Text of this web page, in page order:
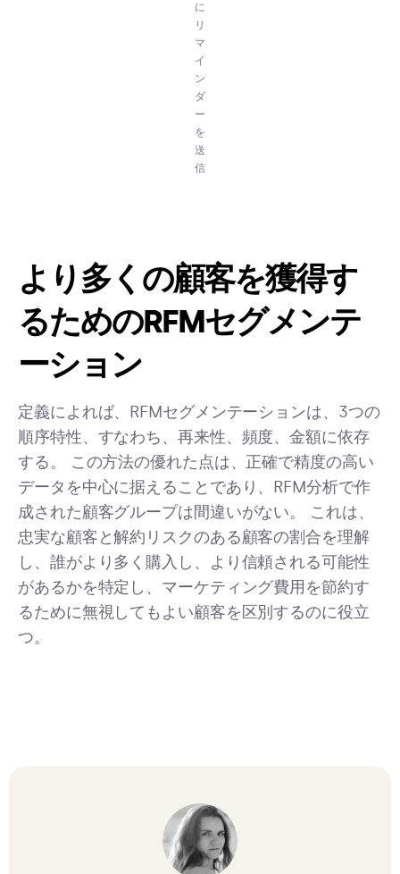
に
リ
マ
イ
ン
ダ
ー
を
送
信
より多くの顧客を獲得す
るためのRFMセグメンテ
ーション
定義によれば、RFMセグメンテーションは、3つの
順序特性、すなわち、再来性、頻度、金額に依存
する。 この方法の優れた点は、正確で精度の高い
データを中心に据えることであり、RFM分析で作
成された顧客グループは間違いがない。 これは、
忠実な顧客と解約リスクのある顧客の割合を理解
し、誰がより多く購入し、より信頼される可能性
があるかを特定し、マーケティング費用を節約す
るために無視してもよい顧客を区別するのに役立
つ。